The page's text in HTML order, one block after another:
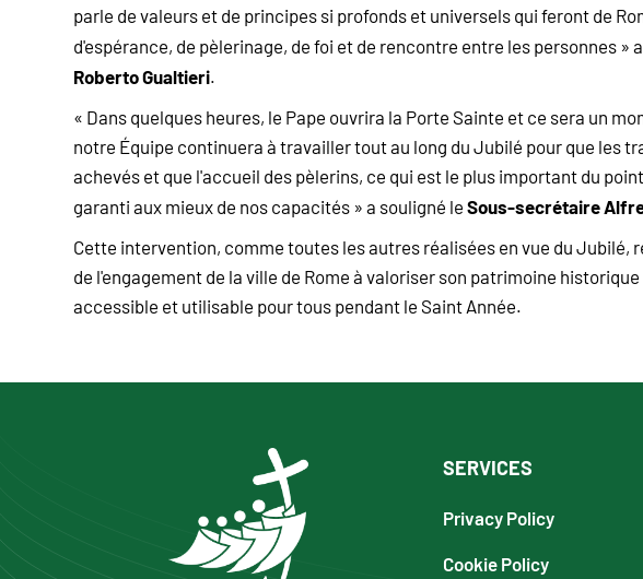
parle de valeurs et de principes si profonds et universels qui feront de
d'espérance, de pèlerinage, de foi et de rencontre entre les personnes »
Roberto Gualtieri.
« Dans quelques heures, le Pape ouvrira la Porte Sainte et ce sera un
notre Équipe continuera à travailler tout au long du Jubilé pour que les
achevés et que l'accueil des pèlerins, ce qui est le plus important du
garanti aux mieux de nos capacités » a souligné leSous-secrétaire
Cette intervention, comme toutes les autres réalisées en vue du Jubilé,
de l'engagement de la ville de Rome à valoriser son patrimoine
accessible et utilisable pour tous pendant le Saint Année.
SERVICES
Privacy Policy
Cookie Policy